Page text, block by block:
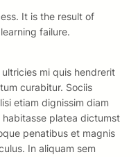
It is the result of
failure.
mi quis hendrerit
curabitur. Sociis
etiam dignissim diam
platea dictumst
penatibus et magnis
In aliquam sem